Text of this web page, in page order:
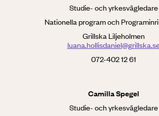
Studie- och yrkesvägledare
Nationella program och
Grillska Liljeholmen
072-402 12 61
Camilla Spegel
Studie- och yrkesvägledare